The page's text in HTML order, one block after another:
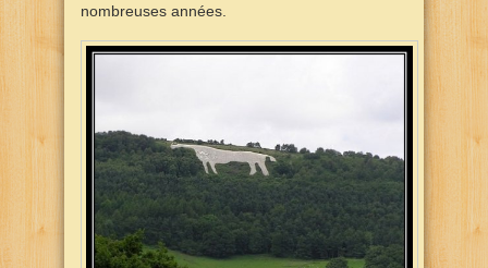
nombreuses années.